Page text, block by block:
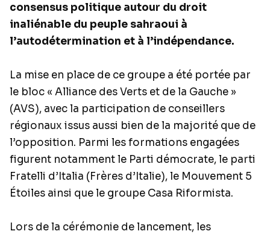
consensus politique autour du droit
inaliénable du peuple sahraoui à
l’autodétermination et à l’indépendance.
La mise en place de ce groupe a été portée par
le bloc « Alliance des Verts et de la Gauche »
(AVS), avec la participation de conseillers
régionaux issus aussi bien de la majorité que de
l’opposition. Parmi les formations engagées
figurent notamment le Parti démocrate, le parti
Fratelli d’Italia (Frères d’Italie), le Mouvement 5
Étoiles ainsi que le groupe Casa Riformista.
Lors de la cérémonie de lancement, les